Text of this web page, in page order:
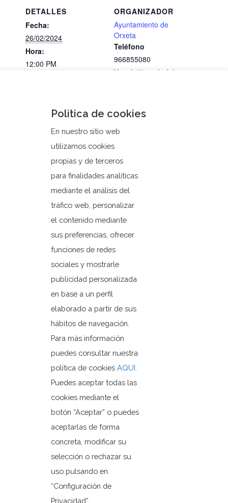
DETALLES
Fecha:
26/02/2024
Hora:
12:00 PM
ORGANIZADOR
Ayuntamiento de
Orxeta
Teléfono
966855080
Ver el sitio web del
¡Bienvenido a Orxeta,
Conoce los secretos del Mar
Ayuntamiento de Orxeta
Plaza Dr. Ferrándiz, 1
03579 Orxeta, Alicante.
ajuntament@orxeta.es
Política de Privacidad
Política de cookies
Politica de cookies
En nuestro sitio web
utilizamos cookies
propias y de terceros
para finalidades analíticas
mediante el análisis del
tráfico web, personalizar
el contenido mediante
sus preferencias, ofrecer
funciones de redes
sociales y mostrarle
publicidad personalizada
en base a un perfil
elaborado a partir de sus
hábitos de navegación.
Para más información
puedes consultar nuestra
política de cookies AQUI
Puedes aceptar todas las
cookies mediante el
botón “Aceptar” o puedes
aceptarlas de forma
concreta, modificar su
selección o rechazar su
uso pulsando en
“Configuración de
Privacidad”.